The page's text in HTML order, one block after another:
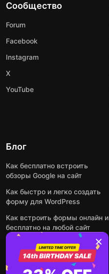
Сообщество
Forum
Facebook
Instagram
X
YouTube
Блог
Как бесплатно встроить
обзоры Google на сайт
Как быстро и легко создать
форму для WordPress
Как встроить формы онлайн и
бесплатно на любой сайт
Как встроить ленту Instagram
на сайт
Как добавить чат-бота на